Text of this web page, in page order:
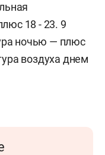
18 - 23. 9
ночью — плюс
воздуха днем